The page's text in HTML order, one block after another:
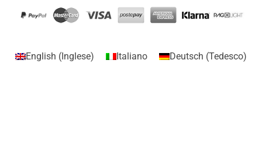
English ( Inglese) Italiano Deutsch (Tedesco)